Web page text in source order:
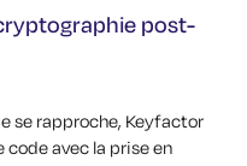
post-
se rapproche, Keyfactor
avec la prise en